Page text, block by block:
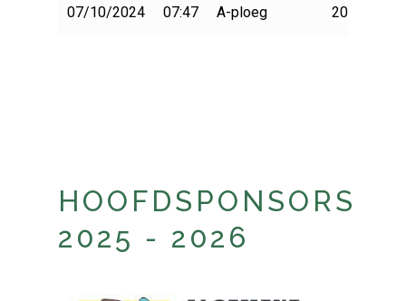
07/10/2024 07:47 A-ploeg 2024-2025
HOOFDSPONSORS
2025 - 2026